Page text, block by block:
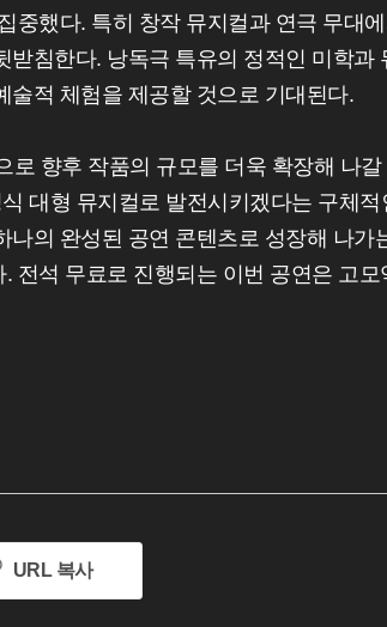
중했다. 특히 창작 뮤지컬과 연극 무대
침한다. 낭독극 특유의 정적인 미학과
술적 체험을 제공할 것으로 기대된다.
로 향후 작품의 규모를 더욱 확장해 나갈
대형 뮤지컬로 발전시키겠다는 구체적
의 완성된 공연 콘텐츠로 성장해 나가
전석 무료로 진행되는 이번 공연은 고모
URL 복사